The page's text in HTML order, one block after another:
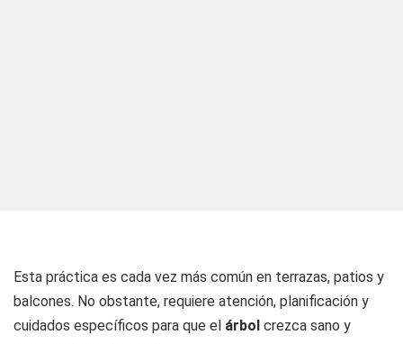
Esta práctica es cada vez más común en terrazas, patios y
balcones. No obstante, requiere atención, planificación y
cuidados específicos para que el árbol crezca sano y